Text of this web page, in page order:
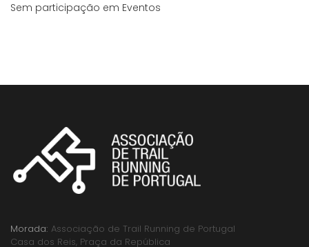
Sem participação em Eventos
Morada: Associação de Trail Running de Portugal
Casa dos Reis, Praça da República